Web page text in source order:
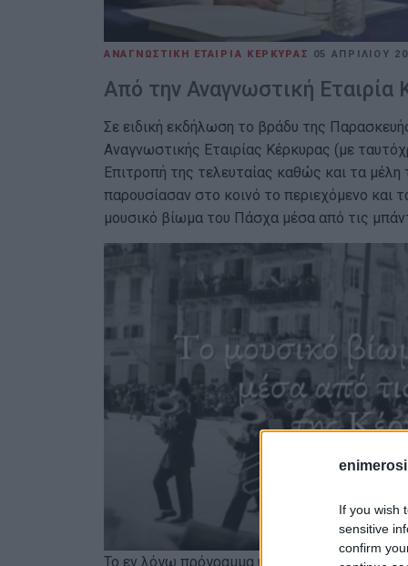
If you wish
sensitive
confirm
ΑΝΑΓΝΩΣΤΙΚΗ ΕΤΑΙΡΙΑ ΚΕΡΚΥΡΑΣ 05 ΑΠΡΙΛΊΟΥ
Από την Αναγνωστική Εταιρία
Σε ειδική εκδήλωση το βράδυ της
Αναγνωστικής Εταιρίας Κέρκυρας (με
Επιτροπή της τελευταίας καθώς και τα
παρουσίασαν στο κοινό το περιεχόμενο και
μουσικό βίωμα του Πάσχα μέσα από τις
Το εν λόγω πρόγραμμα υλοποιήθηκε από το